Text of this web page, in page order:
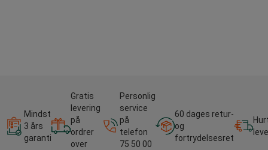
Mindst
3 års
garanti
Gratis
levering
på
ordrer
over
Personlig
service
på
telefon
75 50 00
60 dages retur-
og
fortrydelsesret